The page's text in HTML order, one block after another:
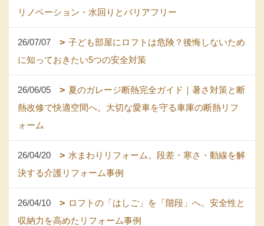
リノベーション・水回りとバリアフリー
26/07/07
子ども部屋にロフトは危険？後悔しないため
に知っておきたい5つの安全対策
26/06/05
夏のガレージ断熱完全ガイド｜暑さ対策と断
熱改修で快適空間へ。大切な愛車を守る車庫の断熱リフ
ォーム
26/04/20
水まわりリフォーム。段差・寒さ・動線を解
決する介護リフォーム事例
26/04/10
ロフトの「はしご」を「階段」へ。安全性と
収納力を高めたリフォーム事例